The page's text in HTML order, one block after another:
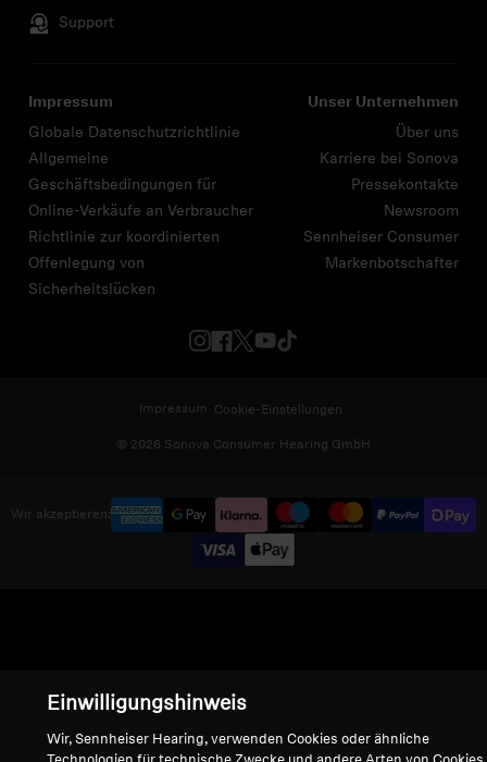
Support
Impressum
Globale Datenschutzrichtlinie
Allgemeine
Geschäftsbedingungen für
Online-Verkäufe an Verbraucher
Richtlinie zur koordinierten
Offenlegung von
Sicherheitslücken
Unser Unternehmen
Über uns
Karriere bei Sonova
Pressekontakte
Newsroom
Sennheiser Consumer
Markenbotschafter
Impressum Cookie-Einstellungen
© 2026 Sonova Consumer Hearing GmbH
Wir akzeptieren:
Einwilligungshinweis
Wir, Sennheiser Hearing, verwenden Cookies oder ähnliche